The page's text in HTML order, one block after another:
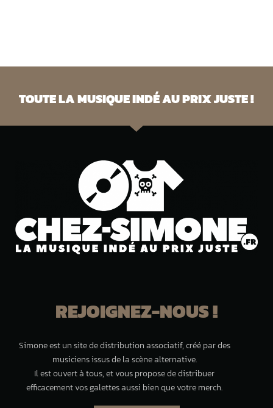
TOUTE LA MUSIQUE INDÉ AU PRIX JUSTE !
REJOIGNEZ-NOUS !
Simone est un site de distribution associatif, créé par des
musiciens issus de la scène alternative.
Il est ouvert à tous, et vous propose de distribuer
efficacement vos galettes aussi bien que votre merch.